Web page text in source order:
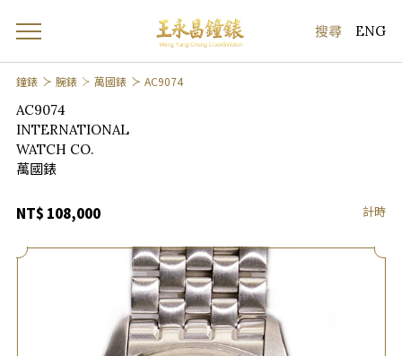
ENG
鐘錶 腕錶 萬國錶 AC9074
AC9074
INTERNATIONAL
WATCH CO.
萬國錶
NT$ 108,000 計時